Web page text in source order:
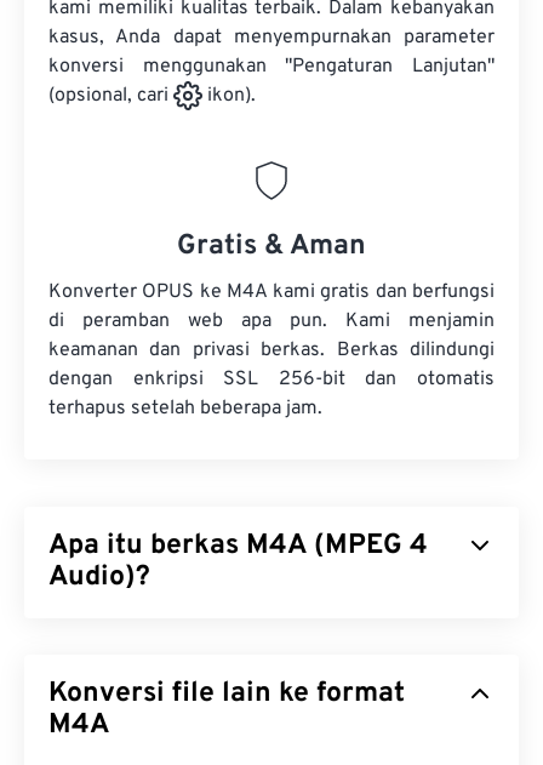
kami memiliki kualitas terbaik. Dalam kebanyakan
kasus, Anda dapat menyempurnakan parameter
konversi menggunakan "Pengaturan Lanjutan"
(opsional, cari
ikon).
Gratis & Aman
Konverter OPUS ke M4A kami gratis dan berfungsi
di peramban web apa pun. Kami menjamin
keamanan dan privasi berkas. Berkas dilindungi
dengan enkripsi SSL 256-bit dan otomatis
terhapus setelah beberapa jam.
Apa itu berkas M4A (MPEG 4
Audio)?
satu dari dua algoritma coder-decoder:Advanced
Audio Coding (AAC)
Konversi file lain ke format
M4A